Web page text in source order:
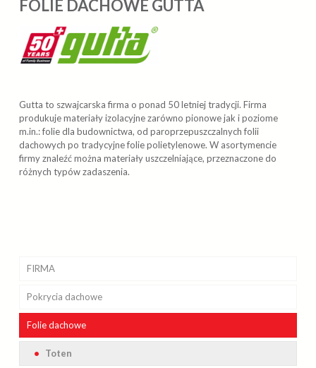
FOLIE DACHOWE GUTTA
Gutta to szwajcarska firma o ponad 50 letniej tradycji. Firma
produkuje materiały izolacyjne zarówno pionowe jak i poziome
m.in.: folie dla budownictwa, od paroprzepuszczalnych folii
dachowych po tradycyjne folie polietylenowe. W asortymencie
firmy znaleźć można materiały uszczelniające, przeznaczone do
różnych typów zadaszenia.
FIRMA
Realizacje
Kosztorys i obmiary dachu
Galeria
Pokrycia dachowe
Betonowe
Braas
Bitumiczne
Foliedachowe
Toten